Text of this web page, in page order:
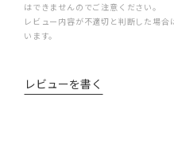
はできませんのでご注意ください。
レビュー内容が不適切と判断した場
います。
レビューを書く